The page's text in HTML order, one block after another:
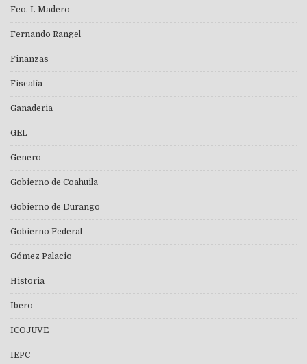
Fco. I. Madero
Fernando Rangel
Finanzas
Fiscalía
Ganaderia
GEL
Genero
Gobierno de Coahuila
Gobierno de Durango
Gobierno Federal
Gómez Palacio
Historia
Ibero
ICOJUVE
IEPC